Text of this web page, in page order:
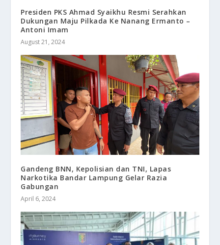
Presiden PKS Ahmad Syaikhu Resmi Serahkan
Dukungan Maju Pilkada Ke Nanang Ermanto –
Antoni Imam
August 21, 2024
Gandeng BNN, Kepolisian dan TNI, Lapas
Narkotika Bandar Lampung Gelar Razia
Gabungan
April 6, 2024